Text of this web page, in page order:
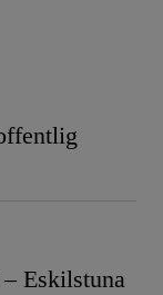
Eskilstuna